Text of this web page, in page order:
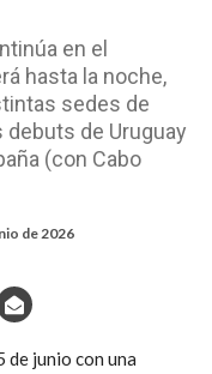
en el
hasta la noche,
sedes de
debuts de Uruguay
(con Cabo
de 2026
junio con una